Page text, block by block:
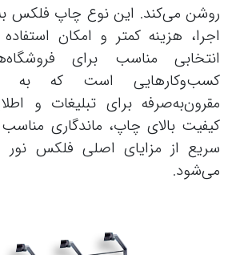
روشن می‌کند. این نوع چاپ فلکس
اجرا، هزینه کمتر و امکان استفاده
انتخابی مناسب برای
کسب‌وکارهایی است که به
مقرون‌به‌صرفه برای تبلیغات و
کیفیت بالای چاپ، ماندگاری
سریع از مزایای اصلی فلکس
می‌شود.